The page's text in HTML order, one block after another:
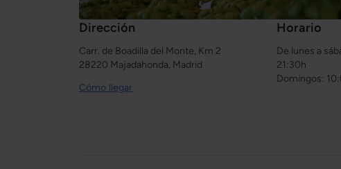
Dirección
Carr. de Boadilla del Monte, Km 2
28220 Majadahonda, Madrid
Cómo llegar
Horario
De lunes a
21:30h
Domingos: